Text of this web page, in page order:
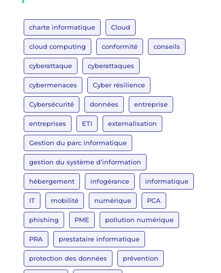
charte informatique Cloud
cloud computing conformité conseils
cyberattaque cyberattaques
cybermenaces Cyber résilience
Cybersécurité données entreprise
entreprises ETI externalisation
Gestion du parc informatique
gestion du système d'information
hébergement infogérance informatique
IT mobilité numérique PCA
phishing PME pollution numérique
PRA prestataire informatique
protection des données prévention